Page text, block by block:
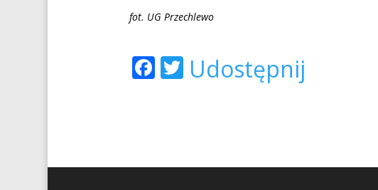
fot. UG Przechlewo
Facebook
Twitter
Udostępnij